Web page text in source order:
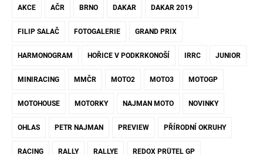
AKCE AČR BRNO DAKAR DAKAR 2019
FILIP SALAČ FOTOGALERIE GRAND PRIX
HARMONOGRAM HOŘICE V PODKRKONOŠÍ IRRC JUNIOR
MINIRACING MMČR MOTO2 MOTO3 MOTOGP
MOTOHOUSE MOTORKY NAJMAN MOTO NOVINKY
OHLAS PETR NAJMAN PREVIEW PŘÍRODNÍ OKRUHY
RACING RALLY RALLYE REDOX PRÜTEL GP